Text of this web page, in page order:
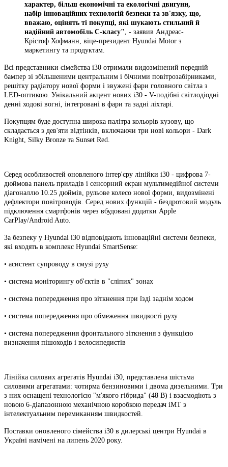
характер, більш економічні та екологічні двигуни,
набір інноваційних технологій безпеки та зв'язку, що,
вважаю, оцінять ті покупці, які шукають стильний й
надійний автомобіль С-класу", - заявив Андреас-
Крістоф Хофманн, віце-президент Hyundai Motor з
маркетингу та продуктам.
Всі представники сімейства i30 отримали видозмінений передній
бампер зі збільшеними центральним і бічними повітрозабірниками,
решітку радіатору нової форми і звужені фари головного світла з
LED-оптикою. Унікальний акцент нових i30 - V-подібні світлодіодні
денні ходові вогні, інтегровані в фари та задні ліхтарі.
Покупцям буде доступна широка палітра кольорів кузову, що
складається з дев'яти відтінків, включаючи три нові кольори - Dark
Knight, Silky Bronze та Sunset Red.
Серед особливостей оновленого інтер'єру лінійки i30 - цифрова 7-
дюймова панель приладів і сенсорний екран мультимедійної системи
діагоналлю 10.25 дюймів, рульове колесо нової форми, видозмінені
дефлектори повітроводів. Серед нових функцій - бездротовий модуль
підключення смартфонів через вбудовані додатки Apple
CarPlay/Android Auto.
За безпеку у Hyundai i30 відповідають інноваційні системи безпеки,
які входять в комплекс Hyundai SmartSense:
• асистент супроводу в смузі руху
• система моніторингу об'єктів в "сліпих" зонах
• система попередження про зіткнення при їзді заднім ходом
• система попередження про обмеження швидкості руху
• система попередження фронтального зіткнення з функцією
визначення пішоходів і велосипедистів
Лінійка силових агрегатів Hyundai i30, представлена ​​шістьма
силовими агрегатами: чотирма бензиновими і двома дизельними. Три
з них оснащені технологією "м'якого гібрида" (48 В) і взаємодіють з
новою 6-діапазонною механічною коробкою передач iMT з
інтелектуальним перемиканням швидкостей.
Поставки оновленого сімейства i30 в дилерські центри Hyundai в
Україні намічені на липень 2020 року.